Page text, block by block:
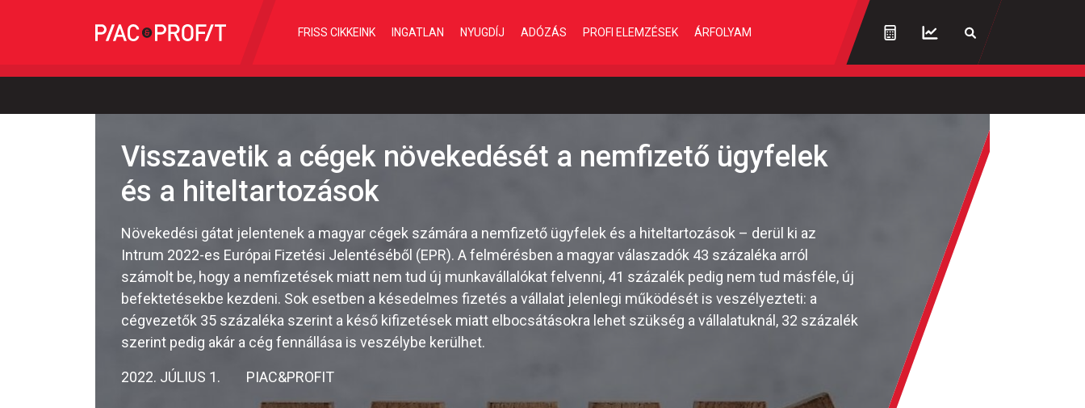
FRISS CIKKEINK INGATLAN NYUGDÍJ ADÓZÁS PROFI ELEMZÉSEK ÁRFOLYAM
Visszavetik a cégek növekedését a nemfizető ügyfelek
és a hiteltartozások
Növekedési gátat jelentenek a magyar cégek számára a nemfizető ügyfelek és a hiteltartozások – derül ki az
Intrum 2022-es Európai Fizetési Jelentéséből (EPR). A felmérésben a magyar válaszadók 43 százaléka arról
számolt be, hogy a nemfizetések miatt nem tud új munkavállalókat felvenni, 41 százalék pedig nem tud másféle, új
befektetésekbe kezdeni. Sok esetben a késedelmes fizetés a vállalat jelenlegi működését is veszélyezteti: a
cégvezetők 35 százaléka szerint a késő kifizetések miatt elbocsátásokra lehet szükség a vállalatuknál, 32 százalék
szerint pedig akár a cég fennállása is veszélybe kerülhet.
2022. JÚLIUS 1. PIAC&PROFIT